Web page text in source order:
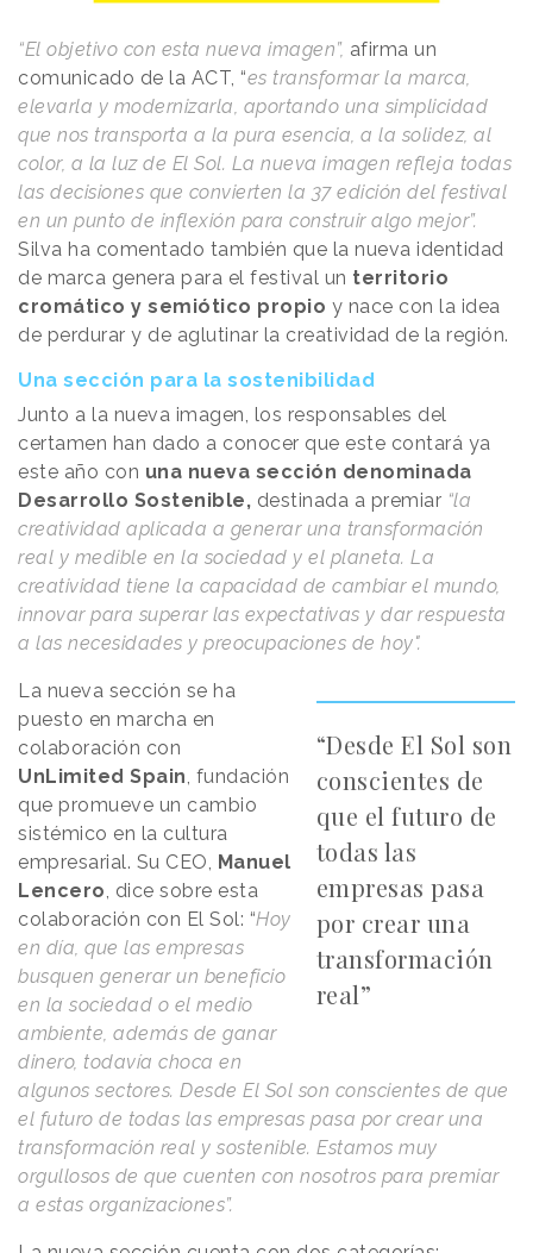
“El objetivo con esta nueva imagen”, afirma un
comunicado de la ACT, “es transformar la marca,
elevarla y modernizarla, aportando una simplicidad
que nos transporta a la pura esencia, a la solidez, al
color, a la luz de El Sol. La nueva imagen refleja todas
las decisiones que convierten la 37 edición del festival
en un punto de inflexión para construir algo mejor”.
Silva ha comentado también que la nueva identidad
de marca genera para el festival un territorio
cromático y semiótico propio y nace con la idea
de perdurar y de aglutinar la creatividad de la región.
Una sección para la sostenibilidad
Junto a la nueva imagen, los responsables del
certamen han dado a conocer que este contará ya
este año con una nueva sección denominada
Desarrollo Sostenible, destinada a premiar “la
creatividad aplicada a generar una transformación
real y medible en la sociedad y el planeta. La
creatividad tiene la capacidad de cambiar el mundo,
innovar para superar las expectativas y dar respuesta
a las necesidades y preocupaciones de hoy".
“Desde El Sol son
conscientes de
que el futuro de
todas las
empresas pasa
por crear una
transformación
real”
La nueva sección se ha
puesto en marcha en
colaboración con
UnLimited Spain, fundación
que promueve un cambio
sistémico en la cultura
empresarial. Su CEO, Manuel
Lencero, dice sobre esta
colaboración con El Sol: “Hoy
en día, que las empresas
busquen generar un beneficio
en la sociedad o el medio
ambiente, además de ganar
dinero, todavía choca en
algunos sectores. Desde El Sol son conscientes de que
el futuro de todas las empresas pasa por crear una
transformación real y sostenible. Estamos muy
orgullosos de que cuenten con nosotros para premiar
a estas organizaciones”.